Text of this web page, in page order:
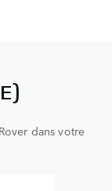
dans votre